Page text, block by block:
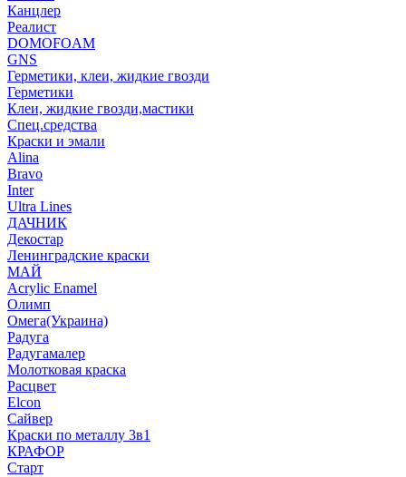
Канцлер
Реалист
DOMOFOAM
GNS
Герметики, клеи, жидкие гвозди
Герметики
Клеи, жидкие гвозди,мастики
Спец.средства
Краски и эмали
Alina
Bravo
Inter
Ultra Lines
ДАЧНИК
Декостар
Ленинградские краски
МАЙ
Acrylic Enamel
Олимп
Омега(Украина)
Радуга
Радугамалер
Молотковая краска
Расцвет
Elcon
Сайвер
Краски по металлу 3в1
КРАФОР
Старт